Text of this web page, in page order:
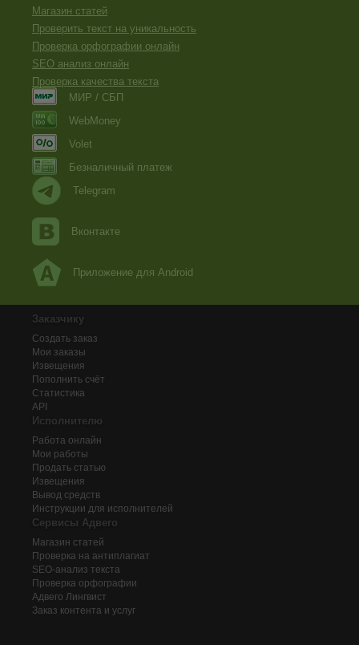
Магазин статей
Проверить текст на уникальность
Проверка орфографии онлайн
SEO анализ онлайн
Проверка качества текста
МИР / СБП
WebMoney
Volet
Безналичный платеж
Telegram
Вконтакте
Приложение для Android
Заказчику
Создать заказ
Мои заказы
Извещения
Пополнить счёт
Статистика
API
Исполнителю
Работа онлайн
Мои работы
Продать статью
Извещения
Вывод средств
Инструкции для исполнителей
Сервисы Адвего
Магазин статей
Проверка на антиплагиат
SEO-анализ текста
Проверка орфографии
Адвего Лингвист
Заказ контента и услуг